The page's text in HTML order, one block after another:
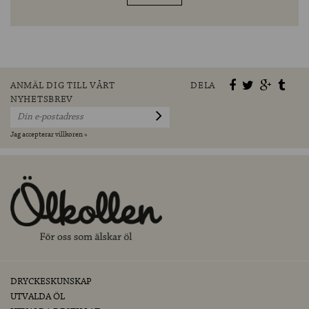
ANMÄL DIG TILL VÅRT
NYHETSBREV
Jag accepterar villkoren »
DELA
DRYCKESKUNSKAP
UTVALDA ÖL